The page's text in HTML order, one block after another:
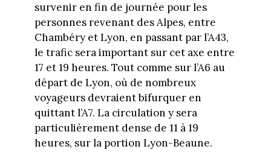
survenir en fin de journée pour les
personnes revenant des Alpes, entre
Chambéry et Lyon, en passant par l’A43,
le trafic sera important sur cet axe entre
17 et 19 heures. Tout comme sur l’A6 au
départ de Lyon, où de nombreux
voyageurs devraient bifurquer en
quittant l’A7. La circulation y sera
particulièrement dense de 11 à 19
heures, sur la portion Lyon-Beaune.